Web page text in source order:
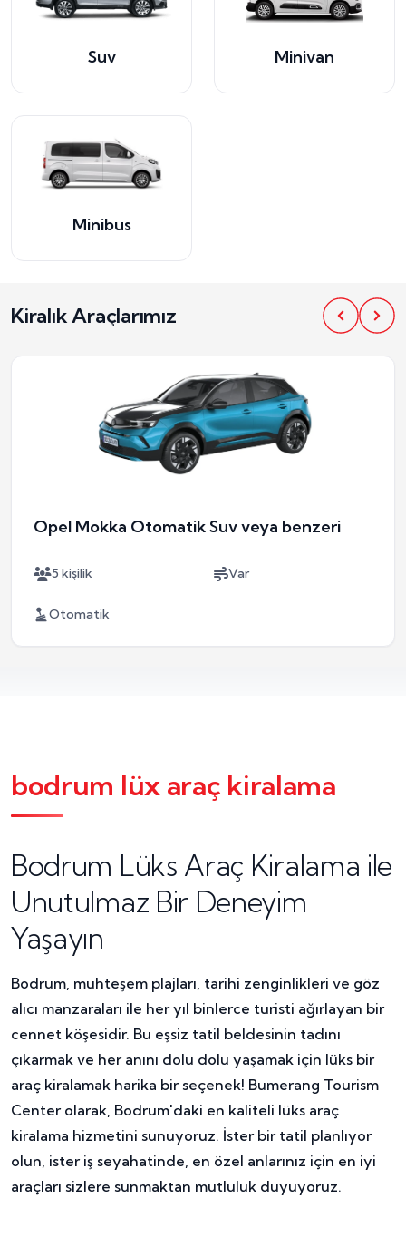
Suv Minivan
Minibus
Kiralık Araçlarımız
Opel Mokka Otomatik Suv veya benzeri
5 kişilik Var
Otomatik
bodrum lüx araç kiralama
Bodrum Lüks Araç Kiralama ile
Unutulmaz Bir Deneyim
Yaşayın
Bodrum, muhteşem plajları, tarihi zenginlikleri ve göz
alıcı manzaraları ile her yıl binlerce turisti ağırlayan bir
cennet köşesidir. Bu eşsiz tatil beldesinin tadını
çıkarmak ve her anını dolu dolu yaşamak için lüks bir
araç kiralamak harika bir seçenek! Bumerang Tourism
Center olarak, Bodrum'daki en kaliteli lüks araç
kiralama hizmetini sunuyoruz. İster bir tatil planlıyor
olun, ister iş seyahatinde, en özel anlarınız için en iyi
araçları sizlere sunmaktan mutluluk duyuyoruz.